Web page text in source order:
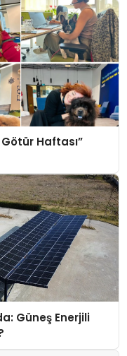
Haftası”
Güneş Enerjili